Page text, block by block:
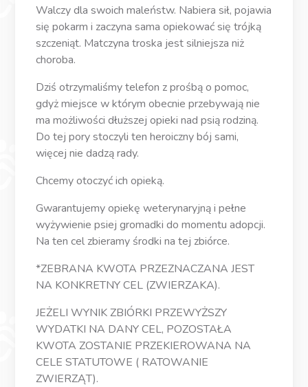
Walczy dla swoich maleństw. Nabiera sił, pojawia
się pokarm i zaczyna sama opiekować się trójką
szczeniąt. Matczyna troska jest silniejsza niż
choroba.
Dziś otrzymaliśmy telefon z prośbą o pomoc,
gdyż miejsce w którym obecnie przebywają nie
ma możliwości dłuższej opieki nad psią rodziną.
Do tej pory stoczyli ten heroiczny bój sami,
więcej nie dadzą rady.
Chcemy otoczyć ich opieką.
Gwarantujemy opiekę weterynaryjną i pełne
wyżywienie psiej gromadki do momentu adopcji.
Na ten cel zbieramy środki na tej zbiórce.
*ZEBRANA KWOTA PRZEZNACZANA JEST
NA KONKRETNY CEL (ZWIERZAKA).
JEŻELI WYNIK ZBIÓRKI PRZEWYŻSZY
WYDATKI NA DANY CEL, POZOSTAŁA
KWOTA ZOSTANIE PRZEKIEROWANA NA
CELE STATUTOWE ( RATOWANIE
ZWIERZĄT).